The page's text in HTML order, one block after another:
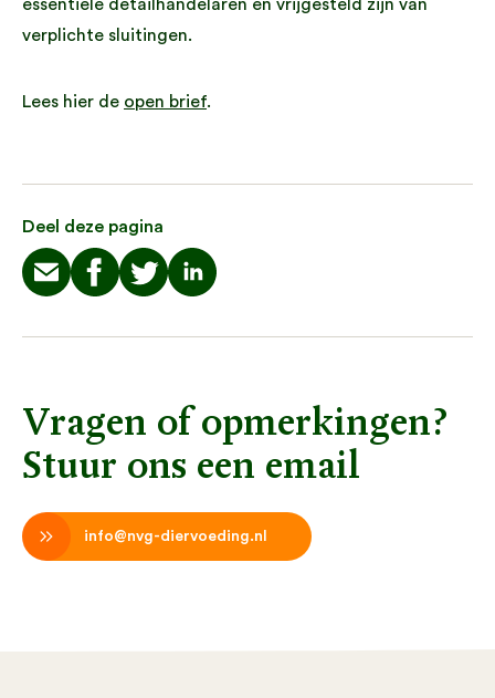
essentiële detailhandelaren en vrijgesteld zijn van
verplichte sluitingen.
Lees hier de open brief.
Deel deze pagina
Vragen of opmerkingen?
Stuur ons een email
info@nvg-diervoeding.nl